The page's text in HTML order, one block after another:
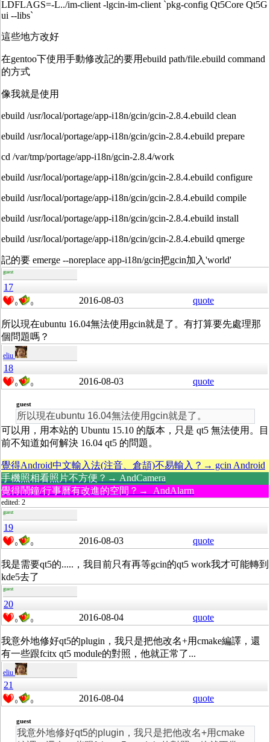
LDFLAGS=-L../im-client -lgcin-im-client `pkg-config Qt5Core Qt5G
ui --libs`
這些地方改好
在gentoo下使用手動修改記的要用ebuild path/file.ebuild command
的方式
像我就是使用
ebuild /usr/local/portage/app-i18n/gcin/gcin-2.8.4.ebuild clean
ebuild /usr/local/portage/app-i18n/gcin/gcin-2.8.4.ebuild prepare
cd /var/tmp/portage/app-i18n/gcin-2.8.4/work
ebuild /usr/local/portage/app-i18n/gcin/gcin-2.8.4.ebuild configure
ebuild /usr/local/portage/app-i18n/gcin/gcin-2.8.4.ebuild compile
ebuild /usr/local/portage/app-i18n/gcin/gcin-2.8.4.ebuild install
ebuild /usr/local/portage/app-i18n/gcin/gcin-2.8.4.ebuild qmerge
記的要 emerge --noreplace app-i18n/gcin把gcin加入'world'
guest
17
0 0 2016-08-03 quote
所以現在ubuntu 16.04無法使用gcin就是了。有打算要先處理那
個問題嗎？
eliu
18
0 0 2016-08-03 quote
guest
所以現在ubuntu 16.04無法使用gcin就是了。
可以用，用本站的 Ubuntu 15.10 的版本，只是 qt5 無法使用。目
前不知道如何解決 16.04 qt5 的問題。
覺得Android中文輸入法(注音、倉頡)不易輸入？→ gcin Android
手機照相看照片不方便？→ AndCamera
覺得鬧鐘/行事曆有改進的空間？→ AndAlarm
edited: 2
guest
19
0 0 2016-08-03 quote
我是需要qt5的.....，我目前只有再等gcin的qt5 work我才可能轉到
kde5去了
guest
20
0 0 2016-08-04 quote
我意外地修好qt5的plugin，我只是把他改名+用cmake編譯，還
有一些跟fcitx qt5 module的對照，他就正常了...
eliu
21
0 0 2016-08-04 quote
guest
我意外地修好qt5的plugin，我只是把他改名+用cmake